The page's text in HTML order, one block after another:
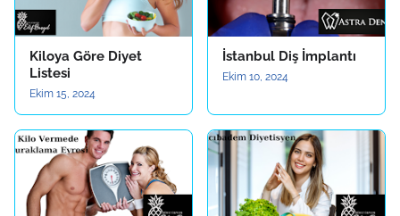
Kiloya Göre Diyet
Listesi
Ekim 15, 2024
İstanbul Diş İmplantı
Ekim 10, 2024